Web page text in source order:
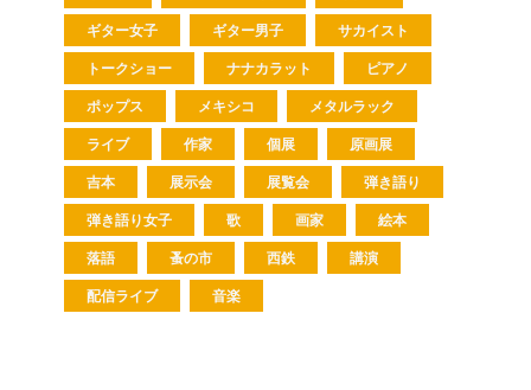
ギター女子
ギター男子
サカイスト
トークショー
ナナカラット
ピアノ
ポップス
メキシコ
メタルラック
ライブ
作家 個展
原画展
吉本
展示会 展覧会
弾き語り
弾き語り女子
歌 画家
絵本
落語
蚤の市 西鉄
講演
配信ライブ
音楽